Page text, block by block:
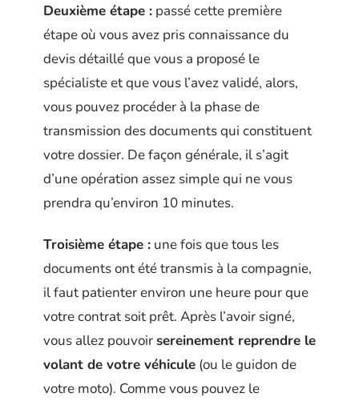
Deuxième étape : passé cette première
étape où vous avez pris connaissance du
devis détaillé que vous a proposé le
spécialiste et que vous l’avez validé, alors,
vous pouvez procéder à la phase de
transmission des documents qui constituent
votre dossier. De façon générale, il s’agit
d’une opération assez simple qui ne vous
prendra qu’environ 10 minutes.
Troisième étape : une fois que tous les
documents ont été transmis à la compagnie,
il faut patienter environ une heure pour que
votre contrat soit prêt. Après l’avoir signé,
vous allez pouvoirsereinement reprendre le
volant de votre véhicule (ou le guidon de
votre moto). Comme vous pouvez le